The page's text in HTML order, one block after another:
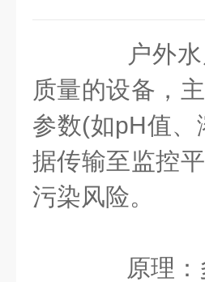
户外水
质量的设备，
参数(如pH值
据传输至监控
污染风险。
原理：